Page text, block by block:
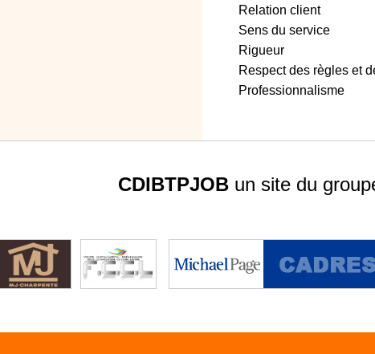
Relation client
Sens du service
Rigueur
Respect des règles et
Professionnalisme
CDIBTPJOBun site du